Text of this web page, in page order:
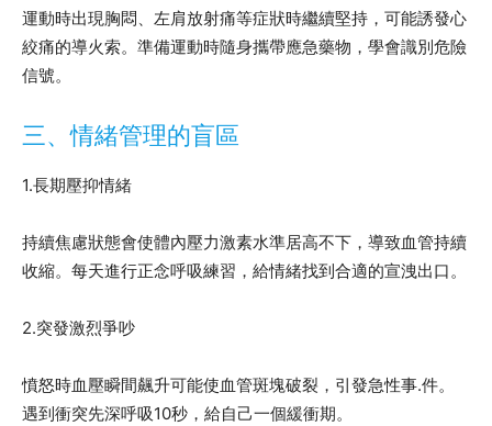
運動時出現胸悶、左肩放射痛等症狀時繼續堅持，可能誘發心
絞痛的導火索。準備運動時隨身攜帶應急藥物，學會識別危險
信號。
三、情緒管理的盲區
1.長期壓抑情緒
持續焦慮狀態會使體內壓力激素水準居高不下，導致血管持續
收縮。每天進行正念呼吸練習，給情緒找到合適的宣洩出口。
2.突發激烈爭吵
憤怒時血壓瞬間飆升可能使血管斑塊破裂，引發急性事.件。
遇到衝突先深呼吸10秒，給自己一個緩衝期。